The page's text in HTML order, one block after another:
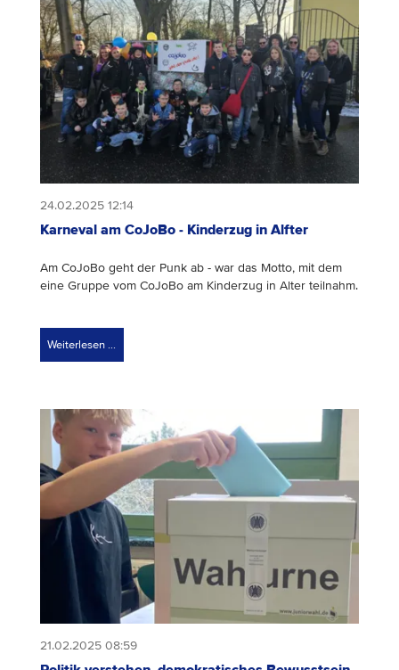
24.02.2025 12:14
Karneval am CoJoBo - Kinderzug in Alfter
Am CoJoBo geht der Punk ab - war das Motto, mit dem
eine Gruppe vom CoJoBo am Kinderzug in Alter teilnahm.
Weiterlesen …
21.02.2025 08:59